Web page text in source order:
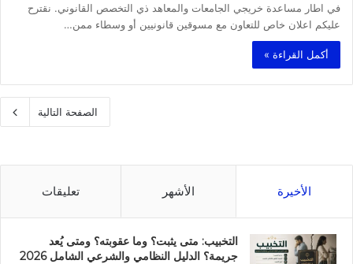
في اطار مساعدة خريجي الجامعات والمعاهد ذي التخصص القانوني. نقترح
عليكم اعلان خاص للتعاون مع مسوقين قانونيين أو وسطاء ممن…
أكمل القراءة »
الصفحة التالية
الأخيرة الأشهر تعليقات
التخبيب: متى يثبت؟ وما عقوبته؟ ومتى يُعد
جريمة؟ الدليل النظامي والشرعي الشامل 2026